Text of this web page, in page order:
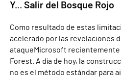
Y... Salir del Bosque Rojo
Como resultado de estas
acelerado por las revelaciones
ataqueMicrosoft recientemente
Forest . A día de hoy, la
no es el método estándar para